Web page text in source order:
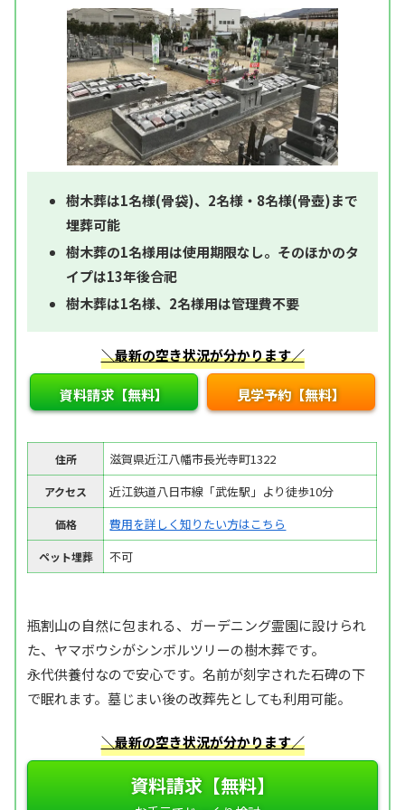
樹木葬は1名様(骨袋)、2名様・8名様(骨壺)まで
埋葬可能
樹木葬の1名様用は使用期限なし。そのほかのタ
イプは13年後合祀
樹木葬は1名様、2名様用は管理費不要
＼最新の空き状況が分かります／
資料請求【無料】 見学予約【無料】
住所 滋賀県近江八幡市長光寺町1322
アクセス 近江鉄道八日市線「武佐駅」より徒歩10分
価格 費用を詳しく知りたい方はこちら
ペット埋葬 不可
瓶割山の自然に包まれる、ガーデニング霊園に設けられ
た、ヤマボウシがシンボルツリーの樹木葬です。
永代供養付なので安心です。名前が刻字された石碑の下
で眠れます。墓じまい後の改葬先としても利用可能。
＼最新の空き状況が分かります／
資料請求【無料】